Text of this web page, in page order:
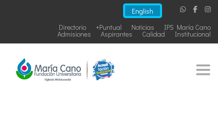
English
IPS María Cano
Noticias
+Puntual
Directorio
Institucional
Calidad
Aspirantes
Admisiones